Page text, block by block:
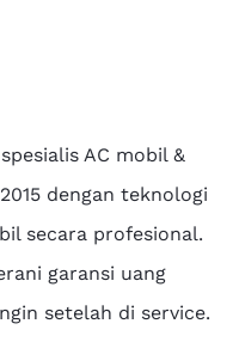
AC mobil &
dengan teknologi
secara profesional.
garansi uang
setelah di service.